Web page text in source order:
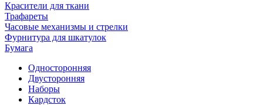
Красители для ткани
Трафареты
Часовые механизмы и стрелки
Фурнитура для шкатулок
Бумага
Односторонняя
Двусторонняя
Наборы
Кардсток